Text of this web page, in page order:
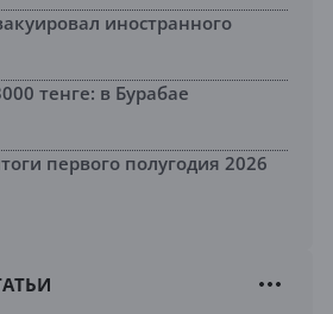
иностранного
тенге: в Бурабае
первого полугодия 2026